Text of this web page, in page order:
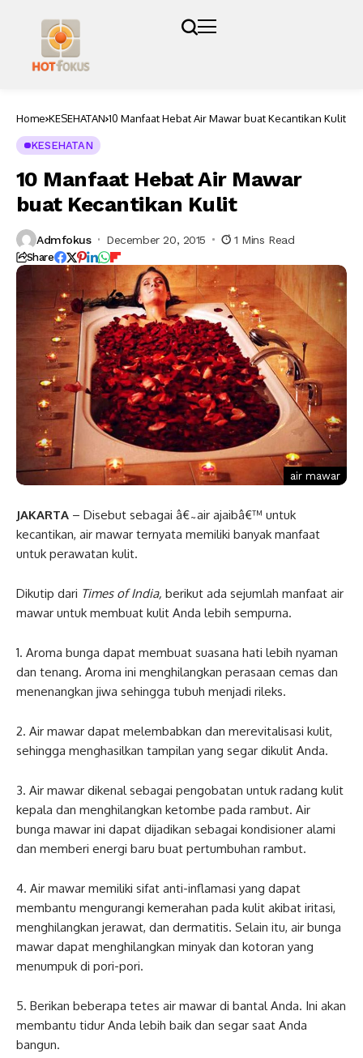
Home KESEHATAN 10 Manfaat Hebat Air Mawar buat Kecantikan Kulit
KESEHATAN
10 Manfaat Hebat Air Mawar
buat Kecantikan Kulit
Admfokus December 20, 2015 1 Mins Read
Share
air mawar
JAKARTA – Disebut sebagai â€˜air ajaibâ€™ untuk
kecantikan, air mawar ternyata memiliki banyak manfaat
untuk perawatan kulit.
Dikutip dari Times of India, berikut ada sejumlah manfaat air
mawar untuk membuat kulit Anda lebih sempurna.
1. Aroma bunga dapat membuat suasana hati lebih nyaman
dan tenang. Aroma ini menghilangkan perasaan cemas dan
menenangkan jiwa sehingga tubuh menjadi rileks.
2. Air mawar dapat melembabkan dan merevitalisasi kulit,
sehingga menghasilkan tampilan yang segar dikulit Anda.
3. Air mawar dikenal sebagai pengobatan untuk radang kulit
kepala dan menghilangkan ketombe pada rambut. Air
bunga mawar ini dapat dijadikan sebagai kondisioner alami
dan memberi energi baru buat pertumbuhan rambut.
4. Air mawar memiliki sifat anti-inflamasi yang dapat
membantu mengurangi kemerahan pada kulit akibat iritasi,
menghilangkan jerawat, dan dermatitis. Selain itu, air bunga
mawar dapat menghilangkan minyak dan kotoran yang
menumpuk di pori-pori.
5. Berikan beberapa tetes air mawar di bantal Anda. Ini akan
membantu tidur Anda lebih baik dan segar saat Anda
bangun.